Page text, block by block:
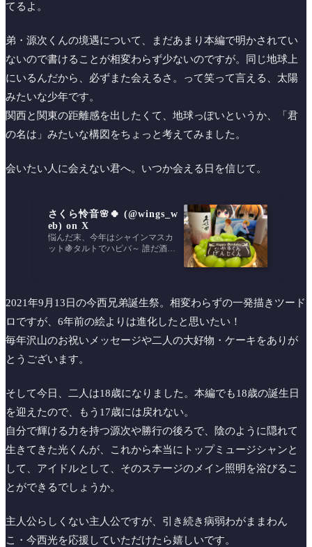
てるよ。
弟・源次くんの境遇について、まだあまり本編で明かされてい
ないので書けることが相変わらず少ないのですが。同じ地球上
にいるんだから、必ずまた会えるさ。って笑って言える、太陽
みたいな少年です。
関西と関東の距離感を出したくて、地球っぽいというか、「君
の名は」みたいな構図をちょっと考えてみました。
会いたい人に会えない君へ。いつか会える日を信じて。
さくら怜音🌸🍀 (@wings_w
eb) on X
悩んだ末、今年はシャインマスカ
ット🍇タルトでハピバ～ 誰だ酒持
2021年9月13日の今西兄弟誕生祭。相変わらずの一発描きツード
ロですが、6年前の絵よりは進化したと思いたい！
毎年沢山のお祝いメッセージや二人の大好物・ケーキをありが
とうございます。
そして今日、二人は18歳になりました。本編でも18歳の誕生日
を迎えたので、もう17歳には戻れない。
自分で輝ける力を持つ源次や勝行の後ろで、陰のように隠れて
生きてきた光くんが、これから本当にトップミュージシャンと
して、アイドルとして、そのステージのメイン照明を浴びるこ
とができるでしょうか。
主人公らしくない主人公ですが、引き続き病弱わがままわん
こ・今西光を応援していただけたら嬉しいです。